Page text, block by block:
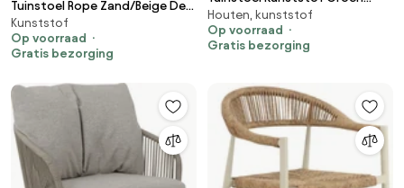
Tuinstoel Rope Zand/Beige De
Laan Malaga
Kunststof
Op voorraad
Gratis bezorging
Houten, kunststof
Op voorraad
Gratis bezorging